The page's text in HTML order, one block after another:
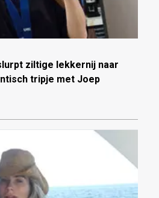
ziltige lekkernij naar
tripje met Joep